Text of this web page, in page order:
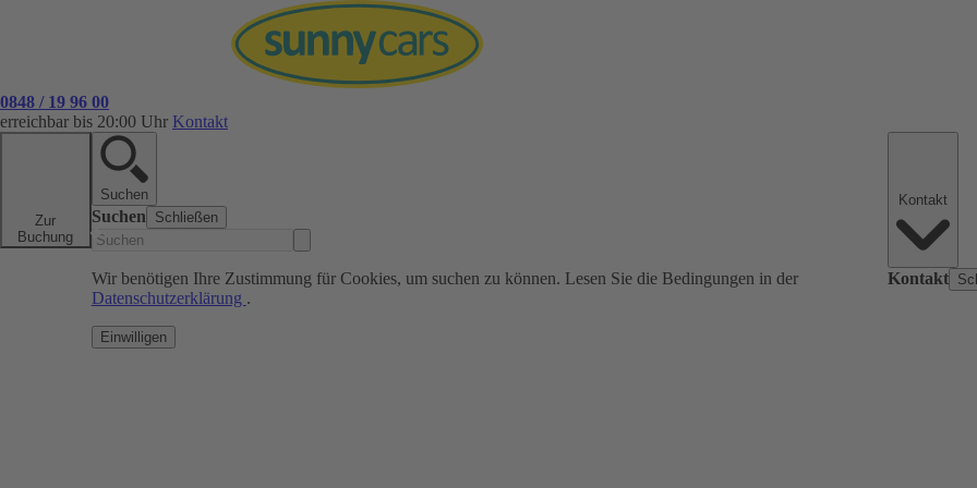
0848 / 19 96 00
erreichbar bis 20:00 Uhr Kontakt
Zur
Buchung
Suchen
Suchen Schließen
Wir benötigen Ihre Zustimmung für Cookies, um suchen zu können. Lesen Sie die Bedingungen in der
Datenschutzerklärung .
Einwilligen
Kontakt